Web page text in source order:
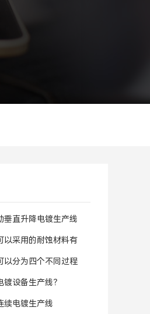
垂直升降电镀生产线
特点？
以采用的耐蚀材料有
以分为四个不同过程
镀设备生产线？
续电镀生产线